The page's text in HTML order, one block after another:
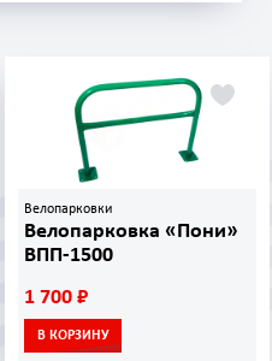
Велопарковки
Велопарковка «Пони»
ВПП-1500
1 700 ₽
В КОРЗИНУ